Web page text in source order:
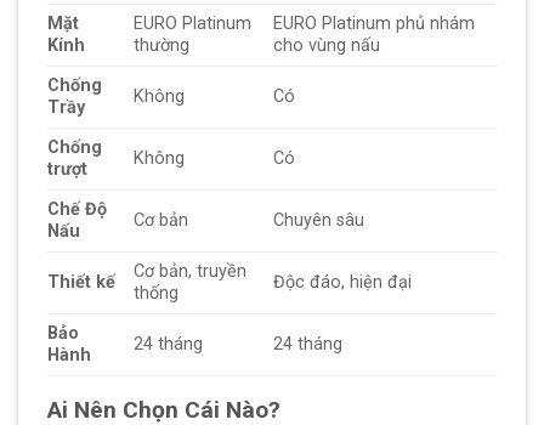
Mặt
Kính
EURO Platinum
thường
EURO Platinum phủ nhám
cho vùng nấu
Chống
Trầy
Không Có
Chống
trượt
Không Có
Chế Độ
Nấu
Cơ bản Chuyên sâu
Thiết kế
Cơ bản, truyền
thống
Độc đáo, hiện đại
Bảo
Hành
24 tháng 24 tháng
Ai Nên Chọn Cái Nào?